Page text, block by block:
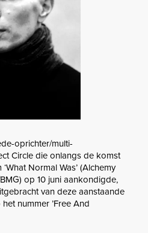
oprichter/multi-
Circle die onlangs de komst
Normal Was’ (Alchemy
op 10 juni aankondigde,
van deze aanstaande
nummer ’Free And